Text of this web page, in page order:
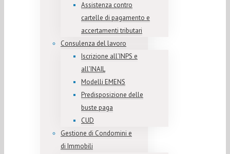
Assistenza contro
cartelle di pagamento e
accertamenti tributari
Consulenza del lavoro
Iscrizione all’INPS e
all’INAIL
Modelli EMENS
Predisposizione delle
buste paga
CUD
Gestione di Condomini e
di Immobili